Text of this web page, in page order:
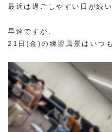
最近は過ごしやすい日が続
早速ですが、
21日(金)の練習風景はいつ